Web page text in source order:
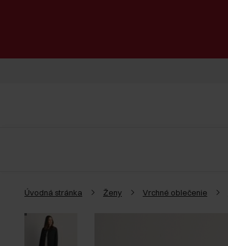
Úvodná stránka Ženy Vrchné oblečenie